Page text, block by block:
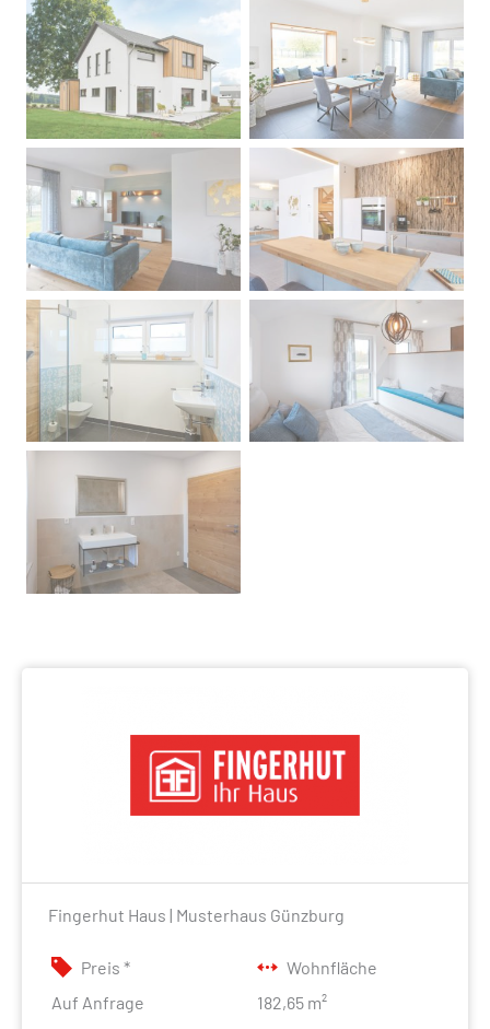
Fingerhut Haus | Musterhaus Günzburg
Preis *
Auf Anfrage
Wohnfläche
182,65 m²